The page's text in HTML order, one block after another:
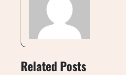
Related Posts